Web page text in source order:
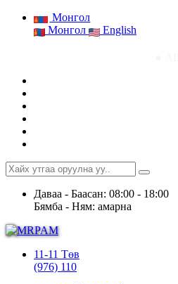
Монгол
Монгол
English
Даваа - Баасан: 08:00 - 18:00
Бямба - Ням: амарна
11-11 Төв
(976) 110